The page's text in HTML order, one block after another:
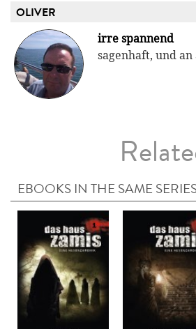
OLIVER
irre spannend
sagenhaft, und
EBOOKS IN THE SAME